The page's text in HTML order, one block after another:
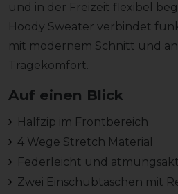
und in der Freizeit flexibel
Hoody Sweater verbindet
mit modernem Schnitt und
Tragekomfort.
Auf einen Blick
Halfzip im Frontbereich
4 Wege Stretch Material
Federleicht und
Zwei Einschubtaschen mit